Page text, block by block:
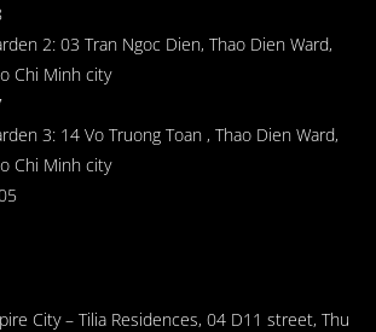
2: 03 Tran Ngoc Dien, Thao Dien Ward,
Chi Minh city
3: 14 Vo Truong Toan , Thao Dien Ward,
Chi Minh city
City – Tilia Residences, 04 D11 street, Thu